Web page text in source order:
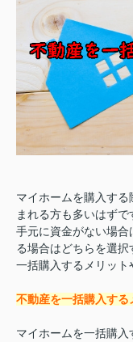
マイホームを購入す
まれる方も多いはずで
手元に資金がない場
る場合はどちらを選
一括購入するメリット
不動産を一括購入する
マイホームを一括購入